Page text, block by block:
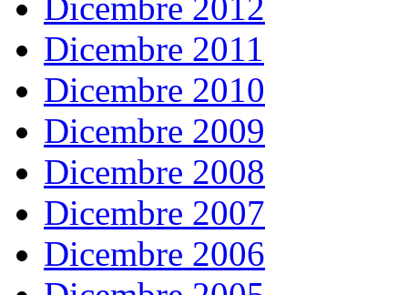
Dicembre 2011
Dicembre 2010
Dicembre 2009
Dicembre 2008
Dicembre 2007
Dicembre 2006